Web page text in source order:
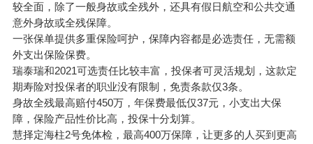
较全面，除了一般身故或全残外，还具有假日航空和公共交通
意外身故或全残保障。
一张保单提供多重保险呵护，保障内容都是必选责任，无需额
外支出保险保费。
瑞泰瑞和2021可选责任比较丰富，投保者可灵活规划，这款定
期寿险对投保者的职业没有限制，免责条款仅3条。
身故全残最高赔付450万，年保费最低仅37元，小支出大保
障，保险产品性价比高，投保十分划算。
慧择定海柱2号免体检，最高400万保障，让更多的人买到更高